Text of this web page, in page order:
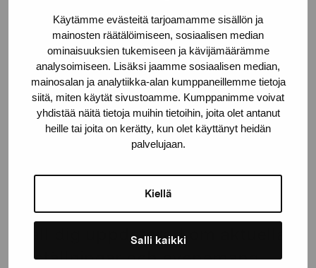
Käytämme evästeitä tarjoamamme sisällön ja
mainosten räätälöimiseen, sosiaalisen median
ominaisuuksien tukemiseen ja kävijämäärämme
analysoimiseen. Lisäksi jaamme sosiaalisen median,
mainosalan ja analytiikka-alan kumppaneillemme tietoja
siitä, miten käytät sivustoamme. Kumppanimme voivat
yhdistää näitä tietoja muihin tietoihin, joita olet antanut
heille tai joita on kerätty, kun olet käyttänyt heidän
palvelujaan.
Kiellä
Salli kaikki
10600 Ekenäs
proartibus@proartibus.fi
+358 (0)50 371 6339
Håll dig uppdaterad om aktuella
utställningar och evenemang